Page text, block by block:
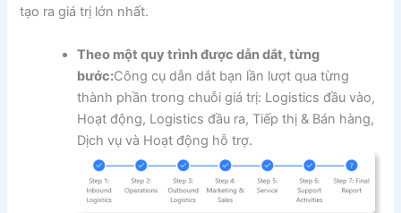
tạo ra giá trị lớn nhất.
Theo một quy trình được dẫn dắt, từng
bước:Công cụ dẫn dắt bạn lần lượt qua từng
thành phần trong chuỗi giá trị: Logistics đầu vào,
Hoạt động, Logistics đầu ra, Tiếp thị & Bán hàng,
Dịch vụ và Hoạt động hỗ trợ.